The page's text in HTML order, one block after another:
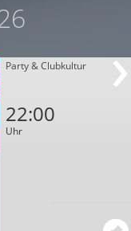
Party & Clubkultur
22:00
Uhr